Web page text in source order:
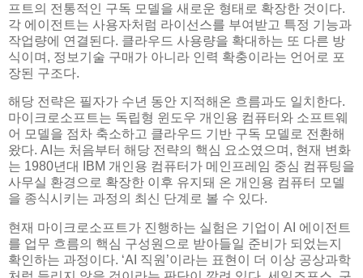
프트의 전통적인 구독 모델을 새로운 형태로 확장한 것이다.
각 에이전트는 사용자처럼 라이선스를 부여받고 특정 기능과
작업량에 연결된다. 클라우드 사용량을 확대하는 또 다른 방
식이며, 정보기술 구매가 아니라 인력 확충이라는 언어로 포
장된 구조다.
해당 전략은 필자가 수년 동안 지적해온 흐름과도 일치한다.
마이크로소프트는 독립형 윈도우 개인용 컴퓨터와 소프트웨
어 모델을 점차 축소하고 클라우드 기반 구독 모델로 전환해
왔다. AI는 처음부터 해당 전략의 핵심 요소였으며, 현재 변화
는 1980년대 IBM 개인용 컴퓨터가 메인프레임 중심 컴퓨팅을
사무실 환경으로 확장한 이후 유지돼 온 개인용 컴퓨터 모델
을 종식시키는 과정의 최신 단계로 볼 수 있다.
현재 마이크로소프트가 진행하는 실험은 기업이 AI 에이전트
를 업무 흐름의 핵심 구성원으로 받아들일 준비가 되었는지
확인하는 과정이다. ‘AI 직원’이라는 표현이 더 이상 공상과학